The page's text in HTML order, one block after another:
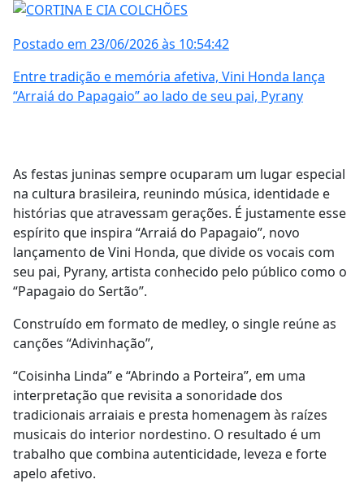
Postado em 23/06/2026 às 10:54:42
Entre tradição e memória afetiva, Vini Honda lança
“Arraiá do Papagaio” ao lado de seu pai, Pyrany
As festas juninas sempre ocuparam um lugar especial
na cultura brasileira, reunindo música, identidade e
histórias que atravessam gerações. É justamente esse
espírito que inspira “Arraiá do Papagaio”, novo
lançamento de Vini Honda, que divide os vocais com
seu pai, Pyrany, artista conhecido pelo público como o
“Papagaio do Sertão”.
Construído em formato de medley, o single reúne as
canções “Adivinhação”,
“Coisinha Linda” e “Abrindo a Porteira”, em uma
interpretação que revisita a sonoridade dos
tradicionais arraiais e presta homenagem às raízes
musicais do interior nordestino. O resultado é um
trabalho que combina autenticidade, leveza e forte
apelo afetivo.